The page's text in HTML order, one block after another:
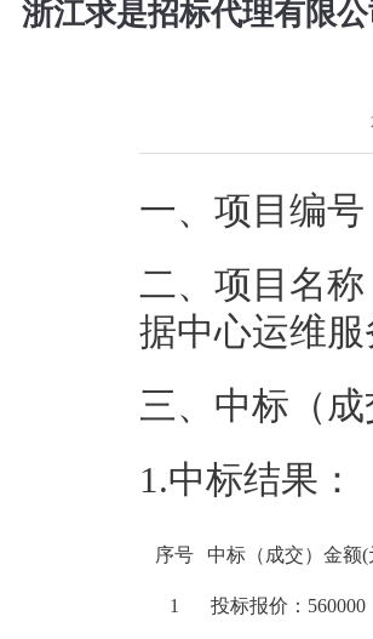
浙江求是招标代理有限
一、项目编号
二、项目名称
据中心运维服
三、中标（
1.中标结果：
序号 中标（成交）金额(
1 投标报价：560000